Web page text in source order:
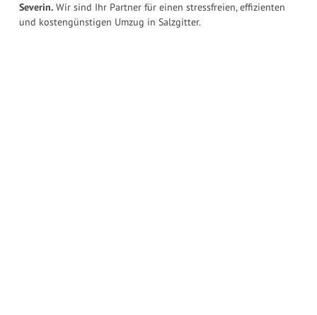
Severin. Wir sind Ihr Partner für einen stressfreien, effizienten
und kostengünstigen Umzug in Salzgitter.